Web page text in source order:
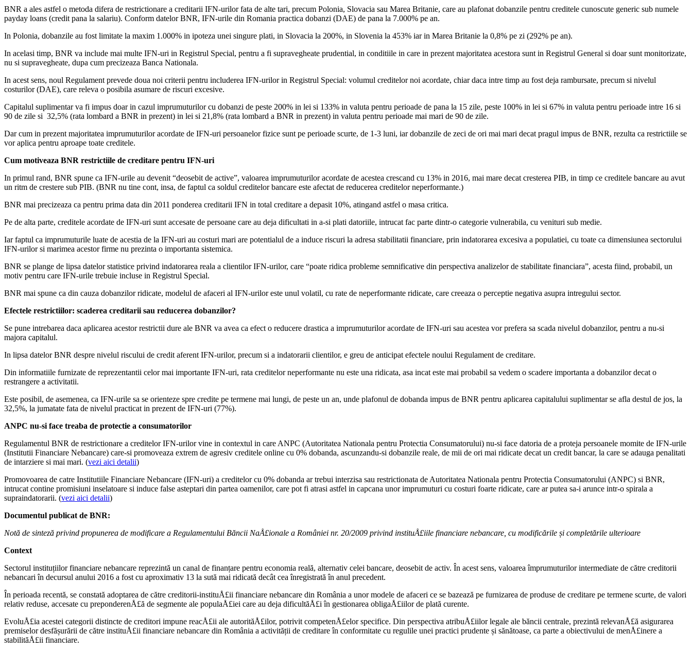
BNR a ales astfel o metoda difera de restrictionare a creditarii IFN-urilor fata de alte tari, precum Polonia, Slovacia sau Marea Britanie, care au plafonat dobanzile pentru creditele cunoscute generic sub numele
payday loans (credit pana la salariu). Conform datelor BNR, IFN-urile din Romania practica dobanzi (DAE) de pana la 7.000% pe an.
In Polonia, dobanzile au fost limitate la maxim 1.000% in ipoteza unei singure plati, in Slovacia la 200%, in Slovenia la 453% iar in Marea Britanie la 0,8% pe zi (292% pe an).
In acelasi timp, BNR va include mai multe IFN-uri in Registrul Special, pentru a fi supravegheate prudential, in conditiile in care in prezent majoritatea acestora sunt in Registrul General si doar sunt monitorizate,
nu si supravegheate, dupa cum precizeaza Banca Nationala.
In acest sens, noul Regulament prevede doua noi criterii pentru includerea IFN-urilor in Registrul Special: volumul creditelor noi acordate, chiar daca intre timp au fost deja rambursate, precum si nivelul
costurilor (DAE), care releva o posibila asumare de riscuri excesive.
Capitalul suplimentar va fi impus doar in cazul imprumuturilor cu dobanzi de peste 200% in lei si 133% in valuta pentru perioade de pana la 15 zile, peste 100% in lei si 67% in valuta pentru perioade intre 16 si
90 de zile si 32,5% (rata lombard a BNR in prezent) in lei si 21,8% (rata lombard a BNR in prezent) in valuta pentru perioade mai mari de 90 de zile.
Dar cum in prezent majoritatea imprumuturilor acordate de IFN-uri persoanelor fizice sunt pe perioade scurte, de 1-3 luni, iar dobanzile de zeci de ori mai mari decat pragul impus de BNR, rezulta ca restrictiile se
vor aplica pentru aproape toate creditele.
Cum motiveaza BNR restrictiile de creditare pentru IFN-uri
In primul rand, BNR spune ca IFN-urile au devenit “deosebit de active”, valoarea imprumuturilor acordate de acestea crescand cu 13% in 2016, mai mare decat cresterea PIB, in timp ce creditele bancare au avut
un ritm de crestere sub PIB. (BNR nu tine cont, insa, de faptul ca soldul creditelor bancare este afectat de reducerea creditelor neperformante.)
BNR mai precizeaza ca pentru prima data din 2011 ponderea creditarii IFN in total creditare a depasit 10%, atingand astfel o masa critica.
Pe de alta parte, creditele acordate de IFN-uri sunt accesate de persoane care au deja dificultati in a-si plati datoriile, intrucat fac parte dintr-o categorie vulnerabila, cu venituri sub medie.
Iar faptul ca imprumuturile luate de acestia de la IFN-uri au costuri mari are potentialul de a induce riscuri la adresa stabilitatii financiare, prin indatorarea excesiva a populatiei, cu toate ca dimensiunea sectorului
IFN-urilor si marimea acestor firme nu prezinta o importanta sistemica.
BNR se plange de lipsa datelor statistice privind indatorarea reala a clientilor IFN-urilor, care “poate ridica probleme semnificative din perspectiva analizelor de stabilitate financiara”, acesta fiind, probabil, un
motiv pentru care IFN-urile trebuie incluse in Registrul Special.
BNR mai spune ca din cauza dobanzilor ridicate, modelul de afaceri al IFN-urilor este unul volatil, cu rate de neperformante ridicate, care creeaza o perceptie negativa asupra intregului sector.
Efectele restrictiilor: scaderea creditarii sau reducerea dobanzilor?
Se pune intrebarea daca aplicarea acestor restrictii dure ale BNR va avea ca efect o reducere drastica a imprumuturilor acordate de IFN-uri sau acestea vor prefera sa scada nivelul dobanzilor, pentru a nu-si
majora capitalul.
In lipsa datelor BNR despre nivelul riscului de credit aferent IFN-urilor, precum si a indatorarii clientilor, e greu de anticipat efectele noului Regulament de creditare.
Din informatiile furnizate de reprezentantii celor mai importante IFN-uri, rata creditelor neperformante nu este una ridicata, asa incat este mai probabil sa vedem o scadere importanta a dobanzilor decat o
restrangere a activitatii.
Este posibil, de asemenea, ca IFN-urile sa se orienteze spre credite pe termene mai lungi, de peste un an, unde plafonul de dobanda impus de BNR pentru aplicarea capitalului suplimentar se afla destul de jos, la
32,5%, la jumatate fata de nivelul practicat in prezent de IFN-uri (77%).
ANPC nu-si face treaba de protectie a consumatorilor
Regulamentul BNR de restrictionare a creditelor IFN-urilor vine in contextul in care ANPC (Autoritatea Nationala pentru Protectia Consumatorului) nu-si face datoria de a proteja persoanele momite de IFN-urile
(Institutii Financiare Nebancare) care-si promoveaza extrem de agresiv creditele online cu 0% dobanda, ascunzandu-si dobanzile reale, de mii de ori mai ridicate decat un credit bancar, la care se adauga penalitati
de intarziere si mai mari. (vezi aici detalii)
Promovoarea de catre Institutiile Financiare Nebancare (IFN-uri) a creditelor cu 0% dobanda ar trebui interzisa sau restrictionata de Autoritatea Nationala pentru Protectia Consumatorului (ANPC) si BNR,
intrucat contine promisiuni inselatoare si induce false asteptari din partea oamenilor, care pot fi atrasi astfel in capcana unor imprumuturi cu costuri foarte ridicate, care ar putea sa-i arunce intr-o spirala a
supraindatorarii. (vezi aici detalii)
Documentul publicat de BNR:
Notă de sinteză privind propunerea de modificare a Regulamentului Băncii NaÅ£ionale a României nr. 20/2009 privind instituÅ£iile financiare nebancare, cu modificările și completările ulterioare
Context
Sectorul instituțiilor financiare nebancare reprezintă un canal de finanțare pentru economia reală, alternativ celei bancare, deosebit de activ. În acest sens, valoarea împrumuturilor intermediate de către creditorii
nebancari în decursul anului 2016 a fost cu aproximativ 13 la sută mai ridicată decât cea înregistrată în anul precedent.
În perioada recentă, se constată adoptarea de către creditorii-instituÅ£ii financiare nebancare din România a unor modele de afaceri ce se bazează pe furnizarea de produse de creditare pe termene scurte, de valori
relativ reduse, accesate cu preponderenÅ£ă de segmente ale populaÅ£iei care au deja dificultăÅ£i în gestionarea obligaÅ£iilor de plată curente.
EvoluÅ£ia acestei categorii distincte de creditori impune reacÅ£ii ale autorităÅ£ilor, potrivit competenÅ£elor specifice. Din perspectiva atribuÅ£iilor legale ale băncii centrale, prezintă relevanÅ£ă asigurarea
premiselor desfășurării de către instituÅ£ii financiare nebancare din România a activității de creditare în conformitate cu regulile unei practici prudente și sănătoase, ca parte a obiectivului de menÅ£inere a
stabilităÅ£ii financiare.